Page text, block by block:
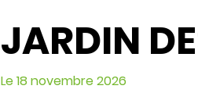
JARDIN
Le18 novembre2026